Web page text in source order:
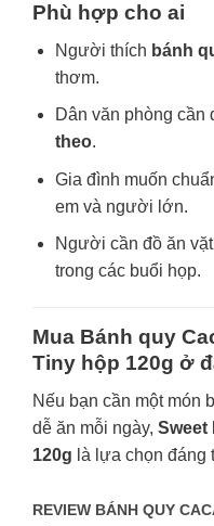
Phù hợp cho ai
Người thích bánh
thơm.
Dân văn phòng cần
theo.
Gia đình muốn
em và người lớn.
Người cần đồ ăn
trong các buổi họp.
Mua Bánh quy
Tiny hộp 120g ở
Nếu bạn cần một món
dễ ăn mỗi ngày, Sweet
120g là lựa chọn đáng
REVIEW BÁNH QUY